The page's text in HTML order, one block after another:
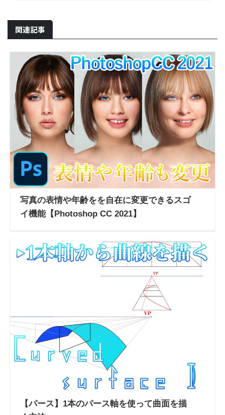
関連記事
写真の表情や年齢をを自在に変更できるスゴ
イ機能【Photoshop CC 2021】
【パース】1本のパース軸を使って曲面を描